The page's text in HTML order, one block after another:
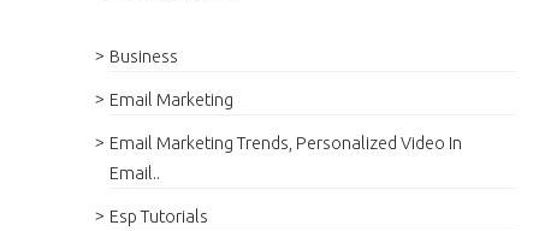
Business
Email Marketing
Email Marketing Trends, Personalized Video In
Email..
Esp Tutorials